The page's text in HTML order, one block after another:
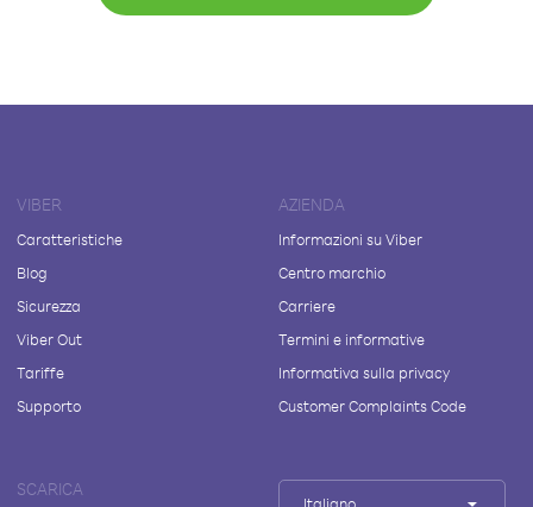
VIBER
Caratteristiche
Blog
Sicurezza
Viber Out
Tariffe
Supporto
AZIENDA
Informazioni su Viber
Centro marchio
Carriere
Termini e informative
Informativa sulla privacy
Customer Complaints Code
SCARICA